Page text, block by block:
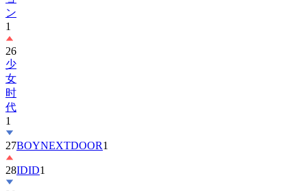
26
少
女
时
代
1
27
28IDID1
29
キ